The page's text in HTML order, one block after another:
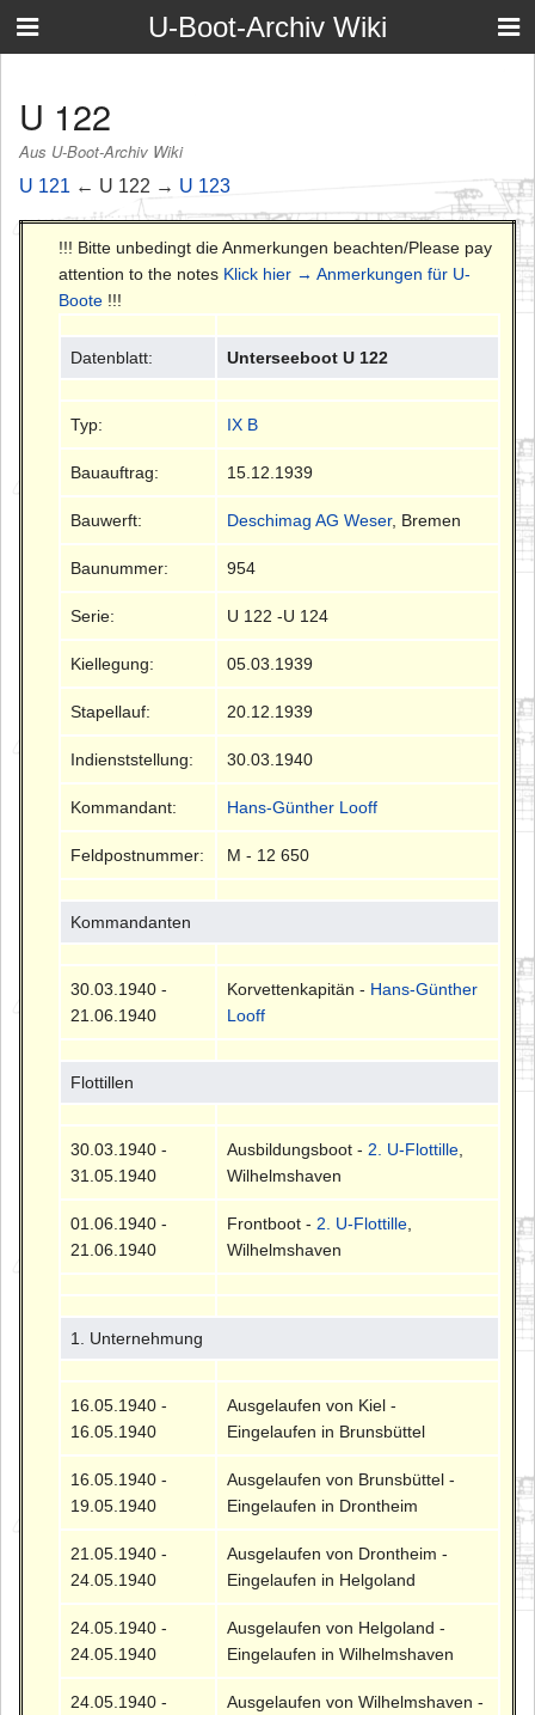
U-Boot-Archiv Wiki
U 122
Aus U-Boot-Archiv Wiki
U 121 ← U 122 → U 123
!!! Bitte unbedingt die Anmerkungen beachten/Please pay
attention to the notes Klick hier → Anmerkungen für U-
Boote !!!
Datenblatt: Unterseeboot U 122
Typ: IX B
Bauauftrag: 15.12.1939
Bauwerft: Deschimag AG Weser, Bremen
Baunummer: 954
Serie: U 122 -U 124
Kiellegung: 05.03.1939
Stapellauf: 20.12.1939
Indienststellung: 30.03.1940
Kommandant: Hans-Günther Looff
Feldpostnummer: M - 12 650
Kommandanten
30.03.1940 -
21.06.1940
Korvettenkapitän - Hans-Günther
Looff
Flottillen
30.03.1940 -
31.05.1940
Ausbildungsboot - 2. U-Flottille
Wilhelmshaven
01.06.1940 -
21.06.1940
Frontboot - 2. U-Flottille
Wilhelmshaven
1. Unternehmung
16.05.1940 -
16.05.1940
Ausgelaufen von Kiel -
Eingelaufen in Brunsbüttel
16.05.1940 -
19.05.1940
Ausgelaufen von Brunsbüttel -
Eingelaufen in Drontheim
21.05.1940 -
24.05.1940
Ausgelaufen von Drontheim -
Eingelaufen in Helgoland
24.05.1940 -
24.05.1940
Ausgelaufen von Helgoland -
Eingelaufen in Wilhelmshaven
24.05.1940 -
Ausgelaufen von Wilhelmshaven -